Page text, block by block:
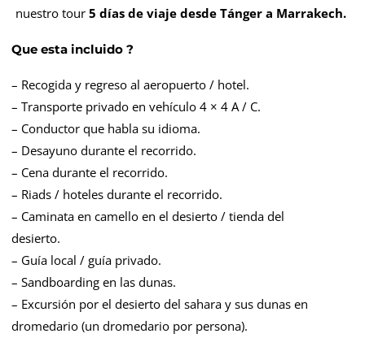
nuestro tour 5 días de viaje desde Tánger a Marrakech.
Que esta incluido ?
– Recogida y regreso al aeropuerto / hotel.
– Transporte privado en vehículo 4 × 4 A / C.
– Conductor que habla su idioma.
– Desayuno durante el recorrido.
– Cena durante el recorrido.
– Riads / hoteles durante el recorrido.
– Caminata en camello en el desierto / tienda del
desierto.
– Guía local / guía privado.
– Sandboarding en las dunas.
– Excursión por el desierto del sahara y sus dunas en
dromedario (un dromedario por persona).